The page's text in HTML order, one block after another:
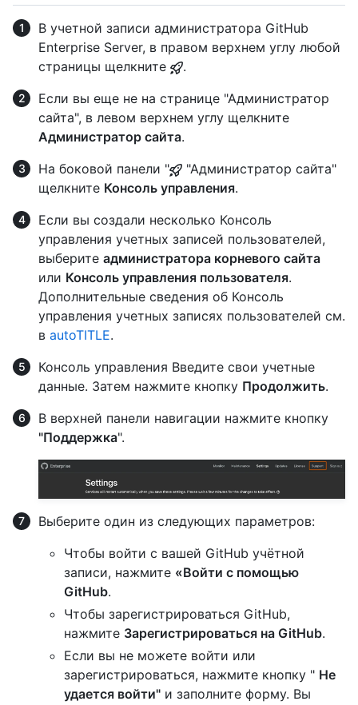
В учетной записи администратора GitHub
Enterprise Server, в правом верхнем углу любой
страницы щелкните
.
Если вы еще не на странице "Администратор
сайта", в левом верхнем углу щелкните
Администратор сайта.
На боковой панели "
"Администратор сайта"
щелкните Консоль управления.
Если вы создали несколько Консоль
управления учетных записей пользователей,
выберите администратора корневого сайта
или Консоль управления пользователя.
Дополнительные сведения об Консоль
управления учетных записях пользователей см.
в autoTITLE.
Консоль управления Введите свои учетные
данные. Затем нажмите кнопку Продолжить.
В верхней панели навигации нажмите кнопку
"Поддержка".
Выберите один из следующих параметров:
Чтобы войти с вашей GitHub учётной
записи, нажмите «Войти с помощью
GitHub.
Чтобы зарегистрироваться GitHub,
нажмите Зарегистрироваться на GitHub.
Если вы не можете войти или
зарегистрироваться, нажмите кнопку " Не
удается войти" и заполните форму. Вы